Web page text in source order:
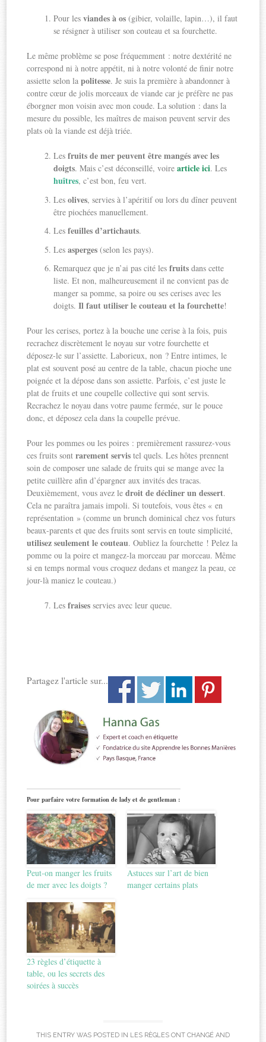
Pour lesviandes à os (gibier, volaille, lapin…), il faut
se résigner à utiliser son couteau et sa fourchette.
Le même problème se pose fréquemment : notre dextérité ne
correspond ni à notre appétit, ni à notre volonté de finir notre
assiette selon lapolitesse. Je suis la première à abandonner à
contre cœur de jolis morceaux de viande car je préfère ne pas
éborgner mon voisin avec mon coude. La solution : dans la
mesure du possible, les maîtres de maison peuvent servir des
plats où la viande est déjà triée.
Lesfruits de mer peuvent être mangés avec les
doigts. Mais c’est déconseillé, voirearticle ici. Les
huîtres, c’est bon, feu vert.
Lesolives, servies à l’apéritif ou lors du dîner peuvent
être piochées manuellement.
Lesfeuilles d’artichauts.
Lesasperges (selon les pays).
Remarquez que je n’ai pas cité lesfruits dans cette
liste. Et non, malheureusement il ne convient pas de
manger sa pomme, sa poire ou ses cerises avec les
doigts.Il faut utiliser le couteau et la fourchette!
Pour les cerises, portez à la bouche une cerise à la fois, puis
recrachez discrètement le noyau sur votre fourchette et
déposez-le sur l’assiette. Laborieux, non ? Entre intimes, le
plat est souvent posé au centre de la table, chacun pioche une
poignée et la dépose dans son assiette. Parfois, c’est juste le
plat de fruits et une coupelle collective qui sont servis.
Recrachez le noyau dans votre paume fermée, sur le pouce
donc, et déposez cela dans la coupelle prévue.
Pour les pommes ou les poires : premièrement rassurez-vous
ces fruits sontrarement servis tel quels. Les hôtes prennent
soin de composer une salade de fruits qui se mange avec la
petite cuillère afin d’épargner aux invités des tracas.
Deuxièmement, vous avez ledroit de décliner un dessert.
Cela ne paraîtra jamais impoli. Si toutefois, vous êtes « en
représentation » (comme un brunch dominical chez vos futurs
beaux-parents et que des fruits sont servis en toute simplicité,
utilisez seulement le couteau. Oubliez la fourchette ! Pelez la
pomme ou la poire et mangez-la morceau par morceau. Même
si en temps normal vous croquez dedans et mangez la peau, ce
jour-là maniez le couteau.)
Lesfraises servies avec leur queue.
Partagez l'article sur...
Pour parfaire votre formation de lady et de gentleman :
Peut-on manger les fruits
de mer avec les doigts ?
Astuces sur l’art de bien
manger certains plats
23 règles d’étiquette à
table, ou les secrets des
soirées à succès
THIS ENTRY WAS POSTED IN LES RÈGLES ONT CHANGÉ AND